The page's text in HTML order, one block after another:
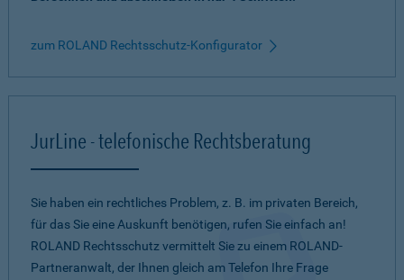
zum ROLAND Rechtsschutz-Konfigurator
JurLine - telefonische Rechtsberatung
Sie haben ein rechtliches Problem, z. B. im privaten Bereich,
für das Sie eine Auskunft benötigen, rufen Sie einfach an!
ROLAND Rechtsschutz vermittelt Sie zu einem ROLAND-
Partneranwalt, der Ihnen gleich am Telefon Ihre Frage